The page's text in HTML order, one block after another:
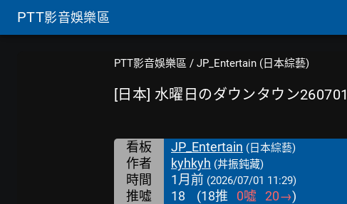
PTT影音娛樂區
PTT影音娛樂區 / JP_Entertain (日本綜藝)
[日本] 水曜日のダウンタウン260701
看板 JP_Entertain (日本綜藝)
作者 kyhkyh (丼振鈍藏)
時間 1月前 (2026/07/01 11:29)
推噓 18 (18推 0噓 20→)